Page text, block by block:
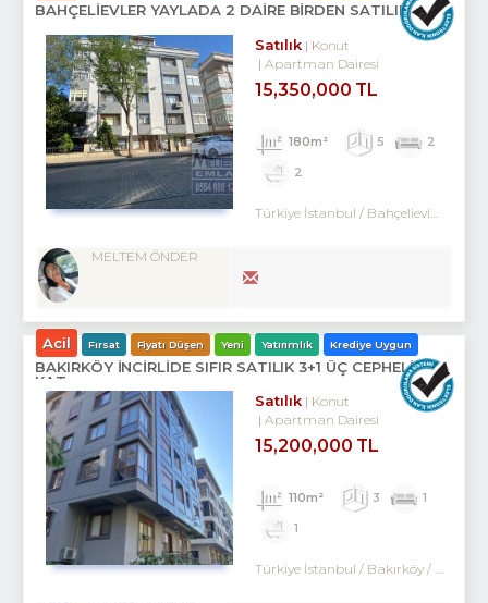
BAHÇELİEVLER YAYLADA 2 DAİRE BİRDEN SATILIKTIR.
Satılık
Konut
Apartman Dairesi
15,350,000 TL
180m² 5
2
2
MELTEM ÖNDER
Acil Fırsat Fiyatı Düşen Yeni Yatırımlık Krediye Uygun
BAKIRKÖY İNCİRLİDE SIFIR SATILIK 3+1 ÜÇ CEPHELİ ARA
KAT
Satılık
Konut
Apartman Dairesi
15,200,000 TL
110m² 3
1
1
Türkiye İstanbul / Bakırköy/ Kartaltepe